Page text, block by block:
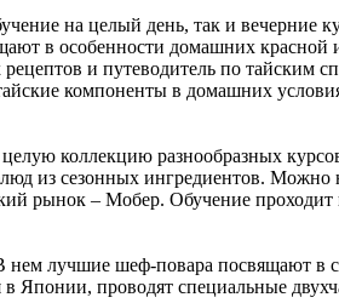
на целый день, так и вечерние
в особенности домашних
и путеводитель по тайским
компоненты в домашних
коллекцию разнообразных
из сезонных ингредиентов.
рынок – Мобер. Обучение проходит
нем лучшие шеф-повара посвящают
Японии, проводят специальные